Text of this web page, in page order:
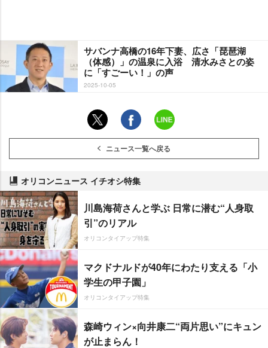
サバンナ高橋の16年下妻、広さ「琵琶湖
（体感）」の温泉に入浴 清水みさとの姿
に「すごーい！」の声
2025-10-05
ニュース一覧へ戻る
オリコンニュース イチオシ特集
川島海荷さんと学ぶ 日常に潜む“人身取
引”のリアル
オリコンタイアップ特集
マクドナルドが40年にわたり支える「小
学生の甲子園」
オリコンタイアップ特集
森崎ウィン×向井康二“両片思い”にキュン
が止まらん！